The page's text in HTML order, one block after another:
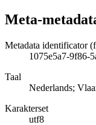
Meta-
Metadata identificator
1075e5a7-9f86-
Taal
Nederlands;
Karakterset
utf8